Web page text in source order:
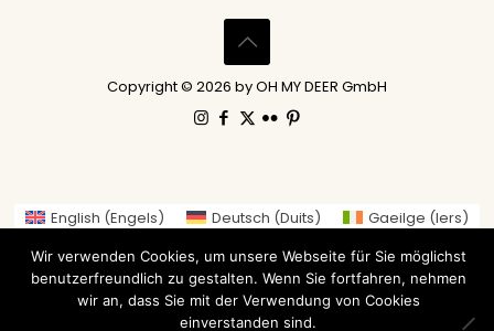
Copyright © 2026 by OH MY DEER GmbH
English (Engels) Deutsch (Duits) Gaeilge (Iers)
Arabisch) 繁體中文( Traditioneel Chinees
Nederlands
Suomi( Fins) Français( Frans)
Italiano(Italiaans) 日本語 (Japans)
Wir verwenden Cookies, um unsere Webseite für Sie möglichst
benutzerfreundlich zu gestalten. Wenn Sie fortfahren, nehmen
wir an, dass Sie mit der Verwendung von Cookies
einverstanden sind.